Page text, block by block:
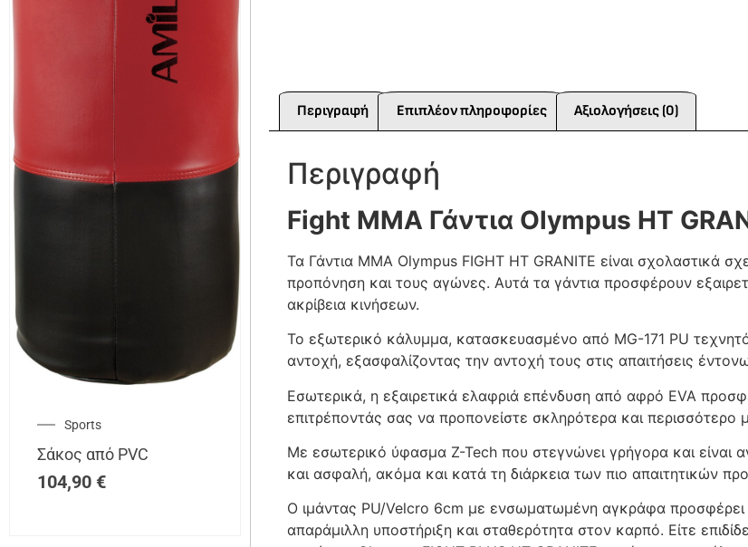
Sports
Σάκος από PVC
104,90 €
Περιγραφή Επιπλέον πληροφορίες Αξιολογήσεις (0)
Περιγραφή
Fight MMA Γάντια Olympus HT
Τα Γάντια MMA Olympus FIGHT HT GRANITE είναι σχολαστικά
προπόνηση και τους αγώνες. Αυτά τα γάντια προσφέρουν
ακρίβεια κινήσεων.
Το εξωτερικό κάλυμμα, κατασκευασμένο από MG-171 PU
αντοχή, εξασφαλίζοντας την αντοχή τους στις απαιτήσεις
Εσωτερικά, η εξαιρετικά ελαφριά επένδυση από αφρό EVA
επιτρέποντάς σας να προπονείστε σκληρότερα και περισσότερο
Με εσωτερικό ύφασμα Z-Tech που στεγνώνει γρήγορα και είναι
και ασφαλή, ακόμα και κατά τη διάρκεια των πιο απαιτητικών
Ο ιμάντας PU/Velcro 6cm με ενσωματωμένη αγκράφα προσφέρει
απαράμιλλη υποστήριξη και σταθερότητα στον καρπό. Είτε